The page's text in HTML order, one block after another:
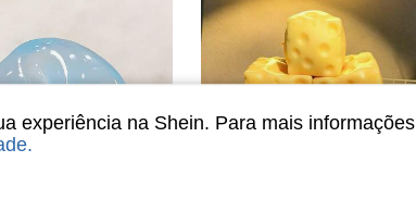
experiência na Shein. Para mais informações
.